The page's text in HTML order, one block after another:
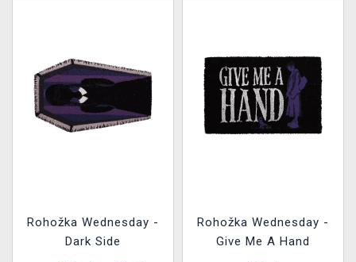
Rohožka Wednesday -
Dark Side
Rohožka Wednesday -
Give Me A Hand